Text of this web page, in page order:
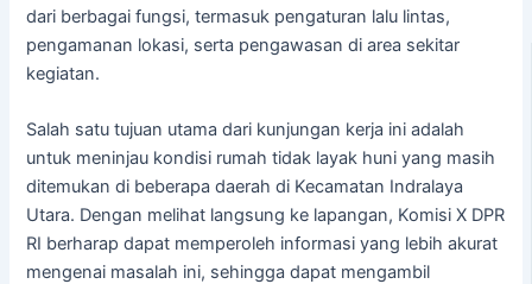
dari berbagai fungsi, termasuk pengaturan lalu lintas,
pengamanan lokasi, serta pengawasan di area sekitar
kegiatan.
Salah satu tujuan utama dari kunjungan kerja ini adalah
untuk meninjau kondisi rumah tidak layak huni yang masih
ditemukan di beberapa daerah di Kecamatan Indralaya
Utara. Dengan melihat langsung ke lapangan, Komisi X DPR
RI berharap dapat memperoleh informasi yang lebih akurat
mengenai masalah ini, sehingga dapat mengambil